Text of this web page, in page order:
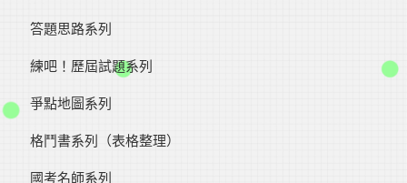
答題思路系列
練吧！歷屆試題系列
爭點地圖系列
格鬥書系列（表格整理）
國考名師系列